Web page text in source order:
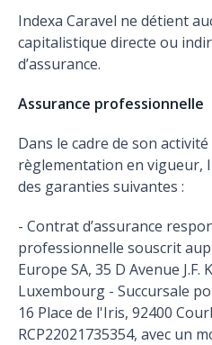
Indexa Caravel ne détient
capitalistique directe ou
d’assurance.
Assurance professionnelle
Dans le cadre de son
règlementation en vigueur,
des garanties suivantes :
- Contrat d’assurance
professionnelle souscrit
Europe SA, 35 D Avenue J.F.
Luxembourg - Succursale
16 Place de l'Iris, 92400
RCP22021735354, avec un